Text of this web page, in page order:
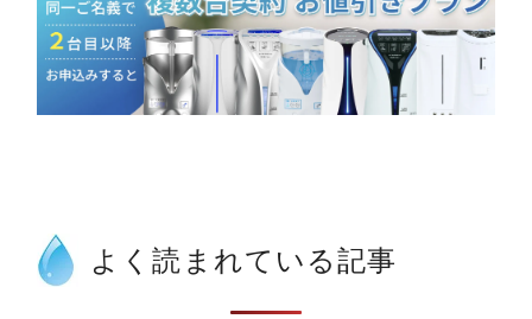
よく読まれている記事